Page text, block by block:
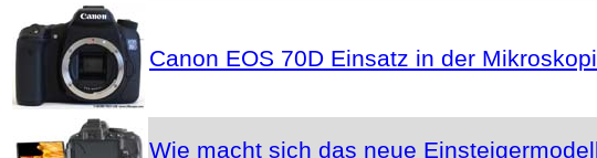
Canon EOS 70D Einsatz in der
Wie macht sich das neue